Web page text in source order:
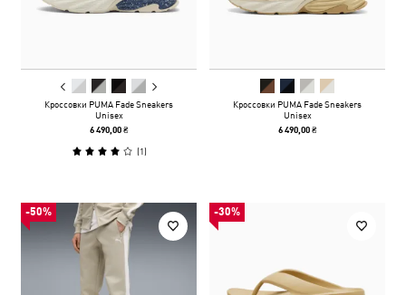
Кроссовки PUMA Fade Sneakers
Unisex
6 490,00 ₴
(1)
Кроссовки PUMA Fade Sneakers
Unisex
6 490,00 ₴
-50% -30%